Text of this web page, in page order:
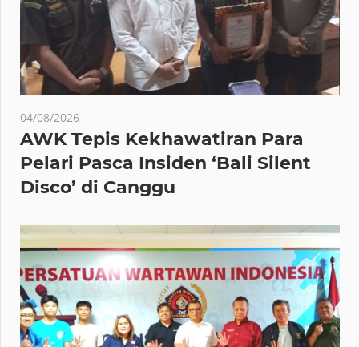
04/08/2026
AWK Tepis Kekhawatiran Para
Pelari Pasca Insiden ‘Bali Silent
Disco’ di Canggu